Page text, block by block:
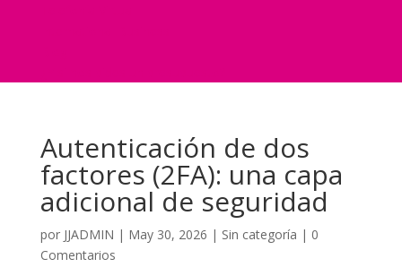
Autenticación de dos
factores (2FA): una capa
adicional de seguridad
por JJADMIN | May 30, 2026 | Sin categoría | 0
Comentarios